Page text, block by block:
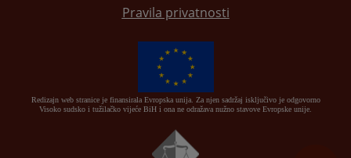
Pravila privatnosti
Redizajn web stranice je finansirala Evropska unija. Za njen sadržaj isključivo je odgovorno
Visoko sudsko i tužilačko vijeće BiH i ona ne odražava nužno stavove Evropske unije.